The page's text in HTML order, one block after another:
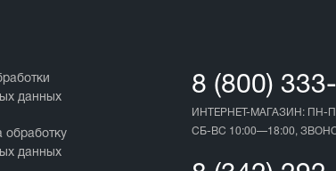
данных
обработку
данных
8 (800)
ИНТЕРНЕТ-МАГАЗИН: ПН-
СБ-ВС 10:00—18:00,